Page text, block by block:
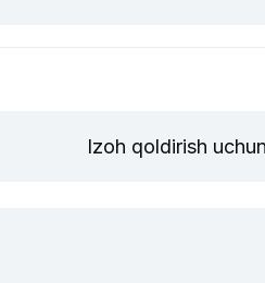
Izoh qoldirish